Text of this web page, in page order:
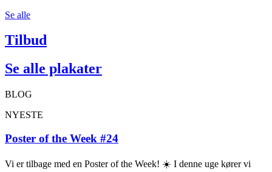
Se alle
Tilbud
Se alle plakater
BLOG
NYESTE
Poster of the Week #24
Vi er tilbage med en Poster of the Week! ☀️ I denne uge kører vi